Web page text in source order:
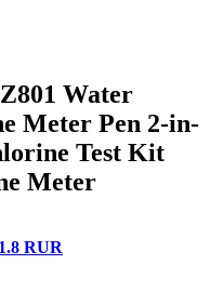
Water
Meter Pen 2-in-
Test Kit
Meter
RUR